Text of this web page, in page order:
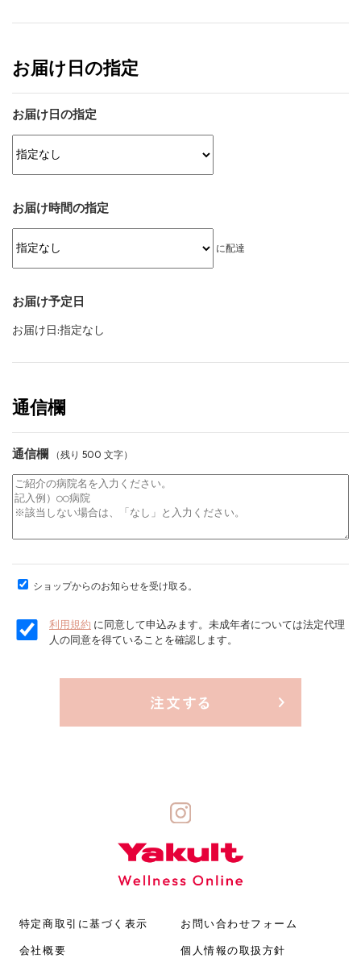
お届け日の指定
お届け日の指定
お届け時間の指定
に配達
お届け予定日
お届け日:指定なし
通信欄
通信欄 （残り 500 文字）
ショップからのお知らせを受け取る。
利用規約 に同意して申込みます。未成年者については法定代理
人の同意を得ていることを確認します。
特定商取引に基づく表示 お問い合わせフォーム
会社概要 個人情報の取扱方針